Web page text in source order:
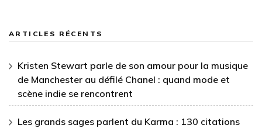
ARTICLES RÉCENTS
Kristen Stewart parle de son amour pour la musique
de Manchester au défilé Chanel : quand mode et
scène indie se rencontrent
Les grands sages parlent du Karma : 130 citations